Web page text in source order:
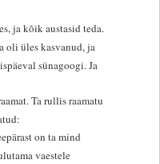
ja kõik austasid teda.
oli üles kasvanud, ja
sünagoogi. Ja
Ta rullis raamatu
on ta mind
vaestele